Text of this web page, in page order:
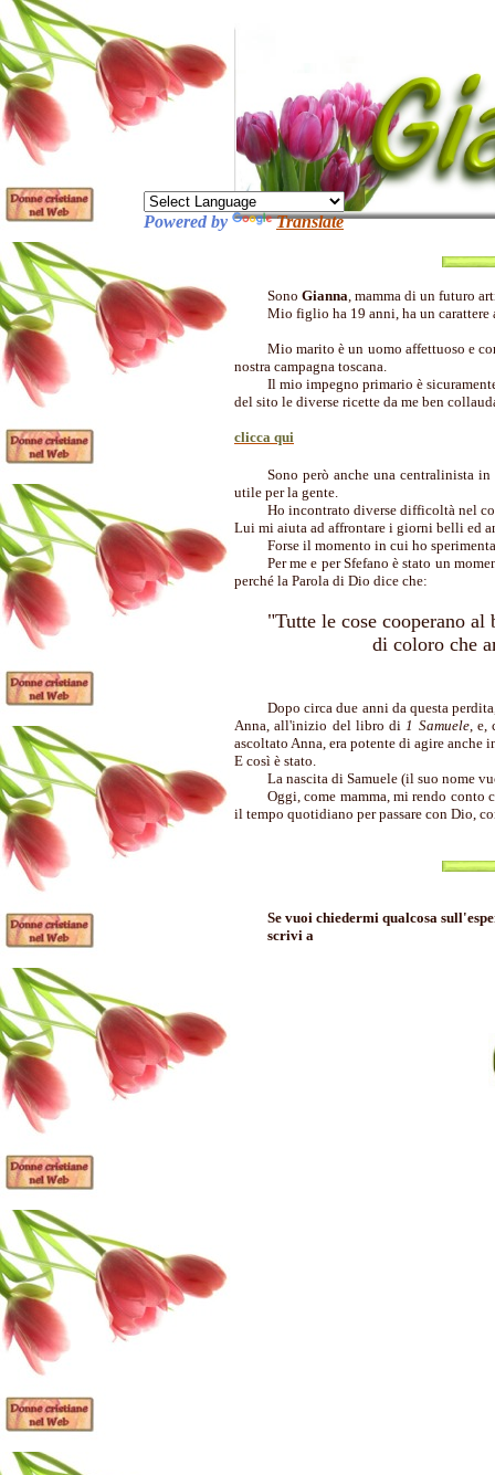
Powered by Translate
Sono Gianna, mamma di un futuro
Mio figlio ha 19 anni, ha un carattere
Mio marito è un uomo affettuoso e
nostra campagna toscana.
Il mio impegno primario è
del sito le diverse ricette da me ben
clicca qui
Sono però anche una centralinista
utile per la gente.
Ho incontrato diverse difficoltà nel
Lui mi aiuta ad affrontare i giorni belli ed
Forse il momento in cui ho
Per me e per Sfefano è stato un
perché la Parola di Dio dice che:
"Tutte le cose cooperano al
di coloro che
Dopo circa due anni da questa
Anna, all'inizio del libro di1 Samuele, e,
ascoltato Anna, era potente di agire anche
E così è stato.
La nascita di Samuele (il suo nome
Oggi, come mamma, mi rendo conto
il tempo quotidiano per passare con Dio,
Se vuoi chiedermi qualcosa
scrivi a